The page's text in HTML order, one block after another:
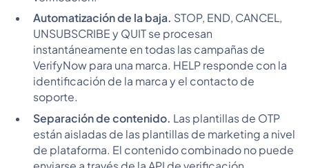
Automatización de la baja. STOP, END, CANCEL,
UNSUBSCRIBE y QUIT se procesan
instantáneamente en todas las campañas de
VerifyNow para una marca. HELP responde con la
identificación de la marca y el contacto de
soporte.
Separación de contenido. Las plantillas de OTP
están aisladas de las plantillas de marketing a nivel
de plataforma. El contenido combinado no puede